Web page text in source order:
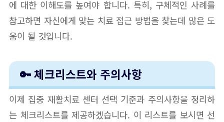
에 대한 이해도를 높여야 합니다. 특히, 구체적인 사례를
참고하면 자신에게 맞는 치료 접근 방법을 찾는데 많은 도
움이 될 것입니다.
🔑 체크리스트와 주의사항
이제 집중 재활치료 센터 선택 기준과 주의사항을 정리하
는 체크리스트를 제공하겠습니다. 이 리스트를 보시면 선